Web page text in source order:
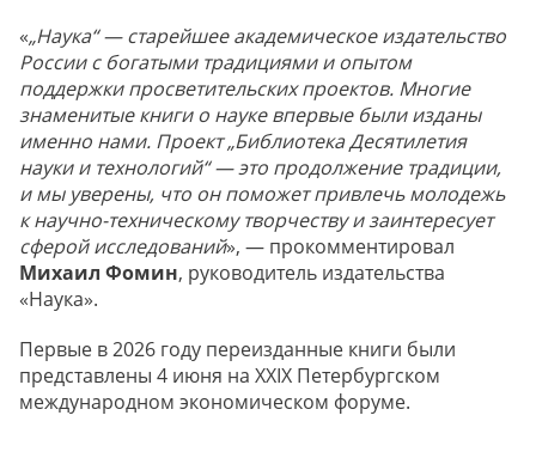
«„Наука“ — старейшее академическое издательство
России с богатыми традициями и опытом
поддержки просветительских проектов. Многие
знаменитые книги о науке впервые были изданы
именно нами. Проект „Библиотека Десятилетия
науки и технологий“ — это продолжение традиции,
и мы уверены, что он поможет привлечь молодежь
к научно-техническому творчеству и заинтересует
сферой исследований», — прокомментировал
Михаил Фомин, руководитель издательства
«Наука».
Первые в 2026 году переизданные книги были
представлены 4 июня на XXIX Петербургском
международном экономическом форуме.